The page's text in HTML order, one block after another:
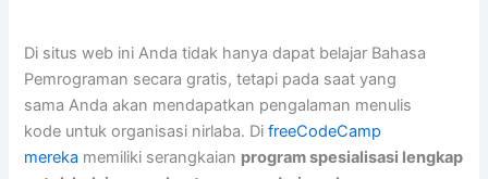
Di situs web ini Anda tidak hanya dapat belajar Bahasa
Pemrograman secara gratis, tetapi pada saat yang
sama Anda akan mendapatkan pengalaman menulis
kode untuk organisasi nirlaba. DifreeCodeCamp
mereka memiliki serangkaian program spesialisasi lengkap